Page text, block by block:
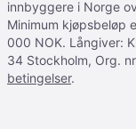
innbyggere i Norge
Minimum kjøpsbeløp
000 NOK. Långiver:
34 Stockholm, Org.
betingelser.